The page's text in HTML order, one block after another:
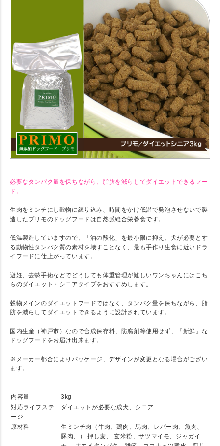
必要なタンパク量を保ちながら、脂肪を減らしてダイエットできるフー
ド。
生肉をミンチにし穀物に練り込み、時間をかけ低温で発泡させないで製
造したプリモのドッグフードは自然派総合栄養食です。
低温製造していますので、「油の酸化」を最小限に抑え、犬が必要とす
る動物性タンパク質の素材を壊すことなく、最も手作り生食に近いドラ
イフードに仕上がっています。
避妊、去勢手術などでどうしても体重管理が難しいワンちゃんにはこち
らのダイエット・シニアタイプをおすすめします。
穀物メインのダイエットフードではなく、タンパク量を保ちながら、脂
肪を減らしてダイエットできるように設計されています。
国内生産（神戸市）なので合成保存料、防腐剤等使用せず、『新鮮』な
ドッグフードをお届け出来ます。
※メーカー都合によりパッケージ、デザインが変更となる場合がござい
ます。
内容量
3kg
対応ライフステ
ージ
ダイエットが必要な成犬、シニア
原材料
生ミンチ肉（牛肉、鶏肉、馬肉、レバー肉、魚肉、
豚肉、） 押し麦、 玄米粉、サツマイモ、ジャガイ